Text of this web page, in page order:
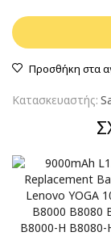
Προσθήκη στα
Κατασκευαστής: